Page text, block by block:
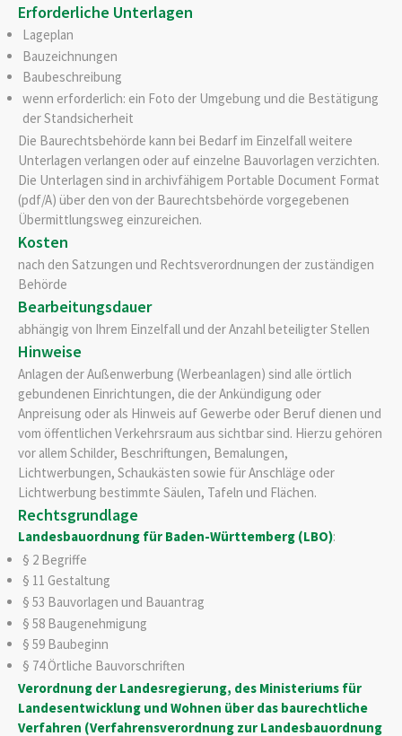
Erforderliche Unterlagen
Lageplan
Bauzeichnungen
Baubeschreibung
wenn erforderlich: ein Foto der Umgebung und die Bestätigung
der Standsicherheit
Die Baurechtsbehörde kann bei Bedarf im Einzelfall weitere
Unterlagen verlangen oder auf einzelne Bauvorlagen verzichten.
Die Unterlagen sind in archivfähigem Portable Document Format
(pdf/A) über den von der Baurechtsbehörde vorgegebenen
Übermittlungsweg einzureichen.
Kosten
nach den Satzungen und Rechtsverordnungen der zuständigen
Behörde
Bearbeitungsdauer
abhängig von Ihrem Einzelfall und der Anzahl beteiligter Stellen
Hinweise
Anlagen der Außenwerbung (Werbeanlagen) sind alle örtlich
gebundenen Einrichtungen, die der Ankündigung oder
Anpreisung oder als Hinweis auf Gewerbe oder Beruf dienen und
vom öffentlichen Verkehrsraum aus sichtbar sind. Hierzu gehören
vor allem Schilder, Beschriftungen, Bemalungen,
Lichtwerbungen, Schaukästen sowie für Anschläge oder
Lichtwerbung bestimmte Säulen, Tafeln und Flächen.
Rechtsgrundlage
Landesbauordnung für Baden-Württemberg (LBO):
§ 2 Begriffe
§ 11 Gestaltung
§ 53 Bauvorlagen und Bauantrag
§ 58 Baugenehmigung
§ 59 Baubeginn
§ 74 Örtliche Bauvorschriften
Verordnung der Landesregierung, des Ministeriums für
Landesentwicklung und Wohnen über das baurechtliche
Verfahren (Verfahrensverordnung zur Landesbauordnung